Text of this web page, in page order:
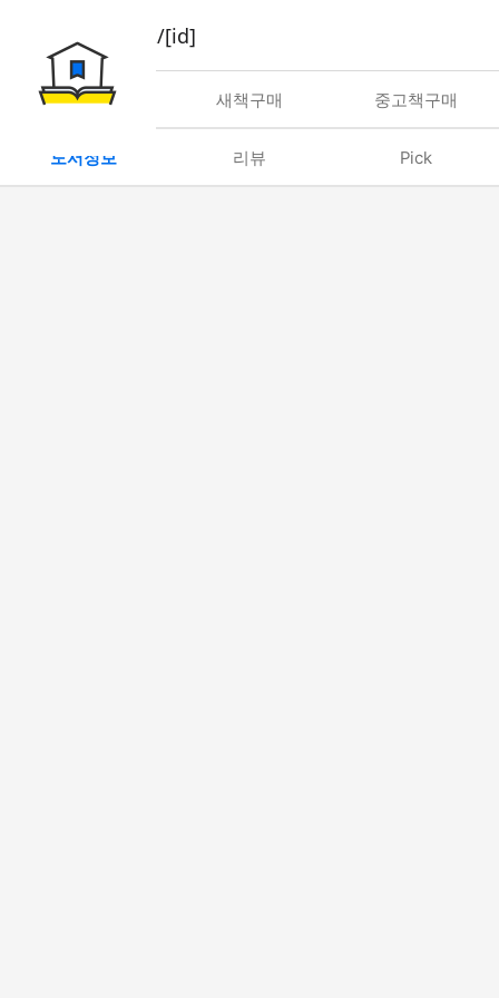
book/rent/[id]
대여 새책구매 중고책구매
도서정보 리뷰 Pick